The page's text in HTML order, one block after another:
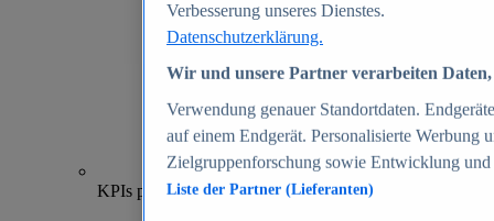
70+
KPIs pro Shop
Verbesserung unseres Dienstes.
Datenschutzerklärung.
Wir und unsere Partner verarbeiten
Verwendung genauer Standortdaten.
auf einem Endgerät. Personalisierte Werbung
Zielgruppenforschung sowie Entwicklung
Liste der Partner (Lieferanten)